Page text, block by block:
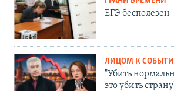
ЕГЭ бесполезен
ЛИЦОМ К
"Убить
это убить